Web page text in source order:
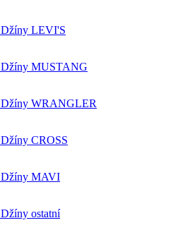
Džíny LEVI'S
Džíny MUSTANG
Džíny WRANGLER
Džíny CROSS
Džíny MAVI
Džíny ostatní